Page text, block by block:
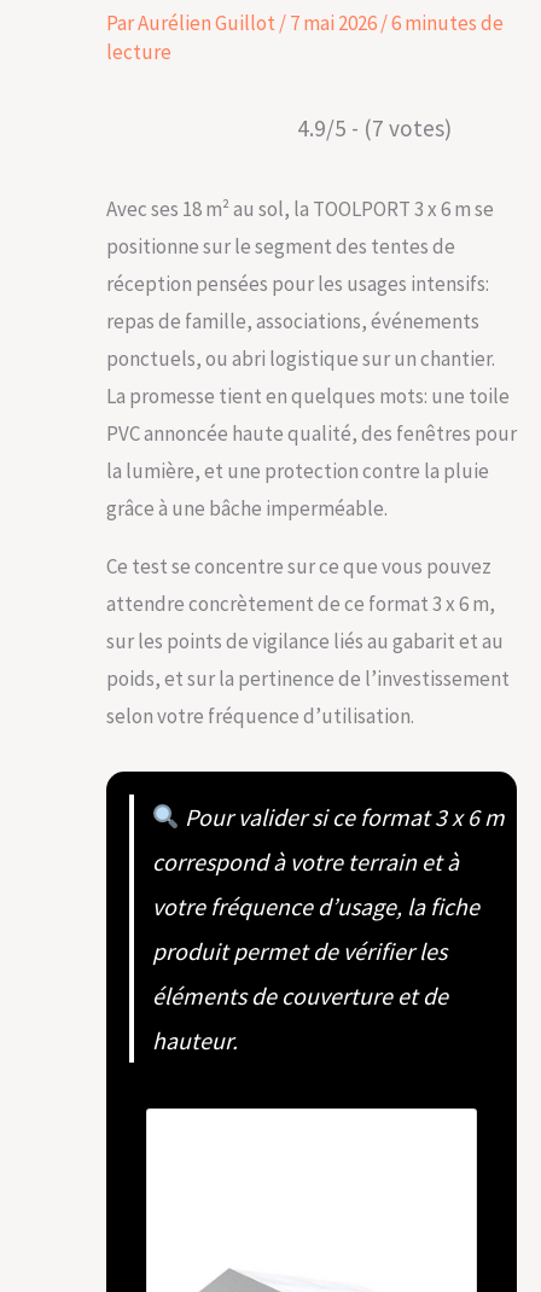
ParAurélien Guillot /7 mai 2026/6 minutes de
lecture
4.9/5 - (7 votes)
Avec ses 18 m² au sol, la TOOLPORT 3 x 6 m se
positionne sur le segment des tentes de
réception pensées pour les usages intensifs:
repas de famille, associations, événements
ponctuels, ou abri logistique sur un chantier.
La promesse tient en quelques mots: une toile
PVC annoncée haute qualité, des fenêtres pour
la lumière, et une protection contre la pluie
grâce à une bâche imperméable.
Ce test se concentre sur ce que vous pouvez
attendre concrètement de ce format 3 x 6 m,
sur les points de vigilance liés au gabarit et au
poids, et sur la pertinence de l’investissement
selon votre fréquence d’utilisation.
Pour valider si ce format 3 x 6 m
correspond à votre terrain et à
votre fréquence d’usage, la fiche
produit permet de vérifier les
éléments de couverture et de
hauteur.